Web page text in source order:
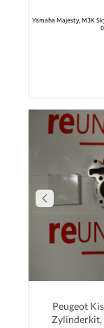
Yamaha Majesty, M3K
Peugeot
Zylinderkit,